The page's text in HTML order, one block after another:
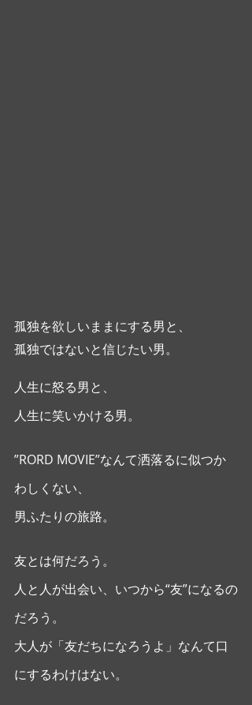
孤独を欲しいままにする男と、
孤独ではないと信じたい男。
人生に怒る男と、
人生に笑いかける男。
”RORD MOVIE”なんて洒落るに似つか
わしくない、
男ふたりの旅路。
友とは何だろう。
人と人が出会い、いつから“友”になるの
だろう。
大人が「友だちになろうよ」なんて口
にするわけはない。